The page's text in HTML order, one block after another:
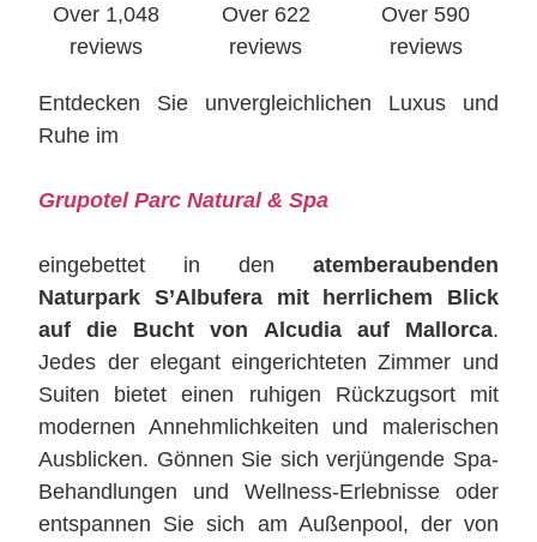
Over 1,048
reviews
Over 622
reviews
Over 590
reviews
Entdecken Sie unvergleichlichen Luxus und
Ruhe im
Grupotel Parc Natural & Spa
eingebettet in den atemberaubenden
Naturpark S’Albufera mit herrlichem Blick
auf die Bucht von Alcudia auf Mallorca.
Jedes der elegant eingerichteten Zimmer und
Suiten bietet einen ruhigen Rückzugsort mit
modernen Annehmlichkeiten und malerischen
Ausblicken. Gönnen Sie sich verjüngende Spa-
Behandlungen und Wellness-Erlebnisse oder
entspannen Sie sich am Außenpool, der von